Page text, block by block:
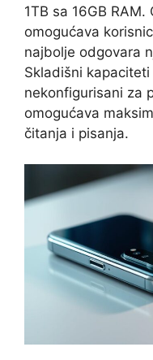
1TB sa 16GB
omogućava
najbolje odgovara
Skladišni kapaciteti
nekonfigurisani za
omogućava
čitanja i pisanja.